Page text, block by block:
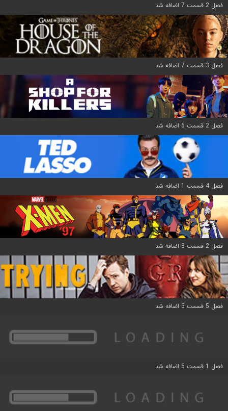
فصل 2 قسمت 7 اضافه شد
فصل 3 قسمت 7 اضافه شد
فصل 2 قسمت 6 اضافه شد
فصل 4 قسمت 1 اضافه شد
فصل 2 قسمت 8 اضافه شد
فصل 5 قسمت 5 اضافه شد
فصل 1 قسمت 5 اضافه شد